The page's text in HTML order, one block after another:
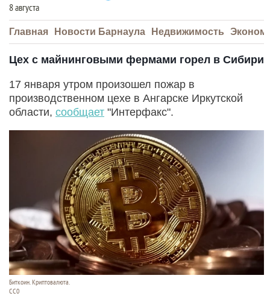
8 августа
Главная Новости Барнаула Недвижимость
Цех с майнинговыми фермами горел в Сибири
17 января утром произошел пожар в
производственном цехе в Ангарске Иркутской
области, сообщает "Интерфакс".
Биткоин. Криптовалюта.
СС0